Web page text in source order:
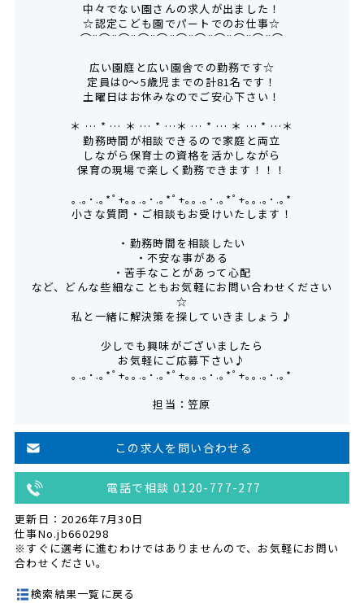
中々でない園さんの求人が出ました！
☆認定こども園でパートでのお仕事☆
⌒¨⌒¨⌒¨⌒¨⌒¨⌒¨⌒¨⌒¨⌒¨⌒¨⌒
広い園庭と広い園舎での勤務です☆
定員は0～5歳児までの計81名です！
土曜日はお休みなのでご安心下さい！
＊ … * … ＊ … * …＊ … * … ＊ … * …＊
勤務時間が相談できるので家庭と両立
しながら保育士の資格を活かしながら
保育の現場で楽しく勤務できます！！！
｡.｡･.｡*ﾟ+｡｡.｡･.｡*ﾟ+｡｡.｡･.｡*ﾟ+｡｡.｡･.｡*
小さな質問・ご相談もお受けいたします！
・勤務時間を相談したい
・不安な事がある
・苦手なことがあって心配
など、どんな些細なこともお気軽にお問い合わせください
☆
私と一緒に解決策を探していきましょう♪
少しでも興味がございましたら
お気軽にご応募下さい♪
｡.｡･.｡*ﾟ+｡｡.｡･.｡*ﾟ+｡｡.｡･.｡*ﾟ+｡｡.｡･.｡*
担当：笠原
この求人を問い合わせる
電話で相談 0120-777-277
更新日：2026年7月30日
仕事No.jb660298
※すぐに選考に進むわけではありませんので、お気軽にお問い
合わせください。
検索結果一覧に戻る